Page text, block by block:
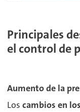
Principales
el control de
Aumento de la
Los cambios en